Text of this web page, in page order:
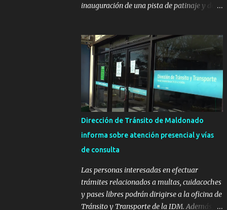
inauguración de una pista de patinaje y de
con el apoyo del Fondo + Local que es
impulsado por el Programa Uruguay
Integra, de la Dirección de Descentralización
e Inversión Pública de OPP, así como aportes
del Gobierno de Canelones y del Ministerio
de Transporte y Obras Públicas. La nueva
infraestructura deportiva consiste en una
hormigón sobre sus laterales. Su destino
será polifuncional, permitiendo la práctica
de eventos culturales. Próximo a la pista, se
instalaron juegos infantiles y equipamiento
urbano (bancos de hormigón y sets de
Dirección de Tránsito de Maldonado
informa sobre atención presencial y vías
de consulta
Las personas interesadas en efectuar
trámites relacionados a multas, cuidacoches
y pases libres podrán dirigirse a la oficina de
Tránsito y Transporte de la IDM. Además, la